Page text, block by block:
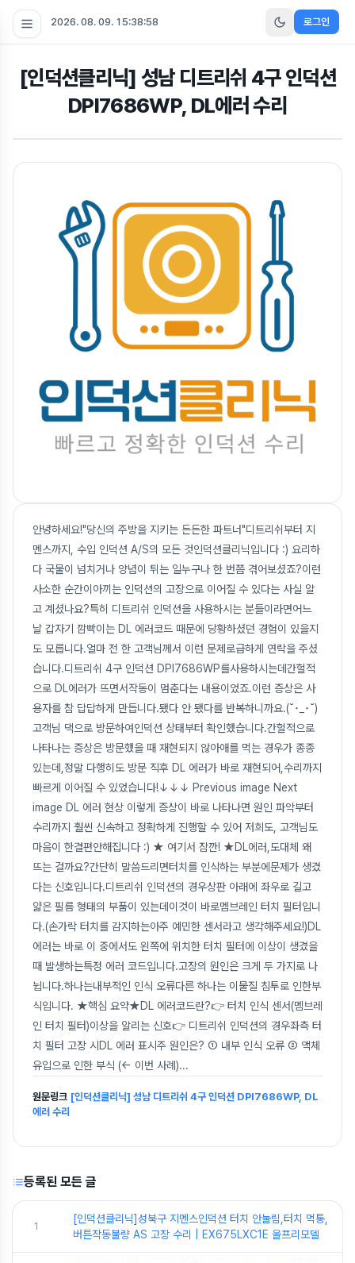
2026. 08. 09. 15:38:59 로그인
[인덕션클리닉] 성남 디트리쉬 4구 인덕션
DPI7686WP, DL에러 수리
안녕하세요!"당신의 주방을 지키는 든든한 파트너"디트리쉬부터 지
멘스까지, 수입 인덕션 A/S의 모든 것인덕션클리닉입니다 :) 요리하
다 국물이 넘치거나 양념이 튀는 일누구나 한 번쯤 겪어보셨죠?이런
사소한 순간이아끼는 인덕션의 고장으로 이어질 수 있다는 사실 알
고 계셨나요?특히 디트리쉬 인덕션을 사용하시는 분들이라면어느
날 갑자기 깜빡이는 DL 에러코드 때문에 당황하셨던 경험이 있을지
도 모릅니다.얼마 전 한 고객님께서 이런 문제로급하게 연락을 주셨
습니다.디트리쉬 4구 인덕션 DPI7686WP를사용하시는데간헐적
으로 DL에러가 뜨면서작동이 멈춘다는 내용이었죠.이런 증상은 사
용자를 참 답답하게 만듭니다.됐다 안 됐다를 반복하니까요.(˘･_･˘)
고객님 댁으로 방문하여인덕션 상태부터 확인했습니다.간헐적으로
나타나는 증상은 방문했을 때 재현되지 않아애를 먹는 경우가 종종
있는데,정말 다행히도 방문 직후 DL 에러가 바로 재현되어,수리까지
빠르게 이어질 수 있었습니다!↓↓↓ Previous image Next
image DL 에러 현상 이렇게 증상이 바로 나타나면 원인 파악부터
수리까지 훨씬 신속하고 정확하게 진행할 수 있어 저희도, 고객님도
마음이 한결편안해집니다 :) ★ 여기서 잠깐! ★DL에러,도대체 왜
뜨는 걸까요?간단히 말씀드리면터치를 인식하는 부분에문제가 생겼
다는 신호입니다.디트리쉬 인덕션의 경우상판 아래에 좌우로 길고
얇은 필름 형태의 부품이 있는데이것이 바로멤브레인 터치 필터입니
다.(손가락 터치를 감지하는아주 예민한 센서라고 생각해주세요!)DL
에러는 바로 이 중에서도 왼쪽에 위치한 터치 필터에 이상이 생겼을
때 발생하는특정 에러 코드입니다.고장의 원인은 크게 두 가지로 나
뉩니다.하나는내부적인 인식 오류다른 하나는 이물질 침투로 인한부
식입니다. ★핵심 요약★DL 에러코드란?👉 터치 인식 센서(멤브레
인 터치 필터)이상을 알리는 신호👉 디트리쉬 인덕션의 경우좌측 터
치 필터 고장 시DL 에러 표시주 원인은? ① 내부 인식 오류 ② 액체
유입으로 인한 부식 (← 이번 사례)...
원문링크 [인덕션클리닉] 성남 디트리쉬 4구 인덕션 DPI7686WP, DL
에러 수리
등록된 모든 글
1
[인덕션클리닉]성북구 지멘스인덕션 터치 안눌림,터치 먹통,
버튼작동불량 AS 고장 수리 | EX675LXC1E 올프리모델